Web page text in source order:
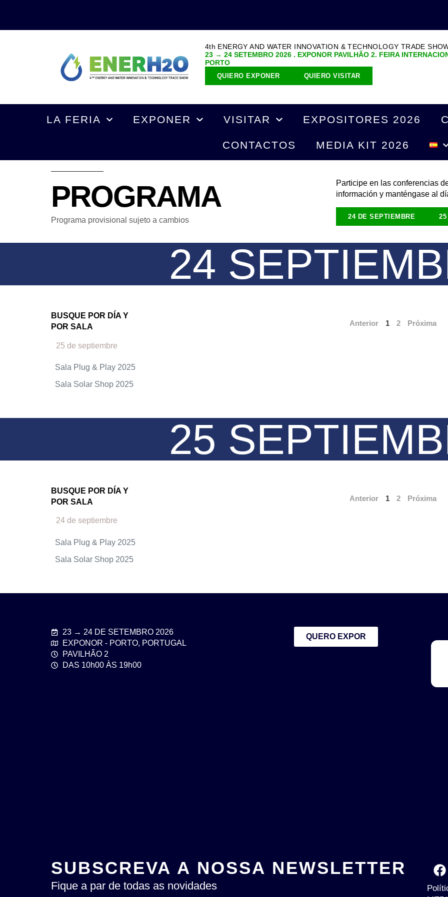
4th ENERGY AND WATER INNOVATION & TECHNOLOGY TRADE
23 → 24 SETEMBRO 2026 . EXPONOR PAVILHÃO 2. FEIRA
PORTO
QUIERO EXPONER QUIERO VISITAR
LA FERIA EXPONER VISITAR EXPOSITORES 2026
CONTACTOS MEDIA KIT 2026
PROGRAMA
Programa provisional sujeto a cambios
Participe en las conferencias
información y manténgase al
24 DE SEPTIEMBRE 25
24
BUSQUE POR DÍA Y
POR SALA
25 de septiembre
Sala Plug & Play 2025
Sala Solar Shop 2025
Anterior 1 2 Próxima
25
BUSQUE POR DÍA Y
POR SALA
24 de septiembre
Sala Plug & Play 2025
Sala Solar Shop 2025
Anterior 1 2 Próxima
23 → 24 DE SETEMBRO 2026
EXPONOR - PORTO, PORTUGAL
PAVILHÃO 2
DAS 10h00 ÀS 19h00
QUERO EXPOR
SUBSCREVA A NOSSA NEWSLETTER
Fique a par de todas as novidades